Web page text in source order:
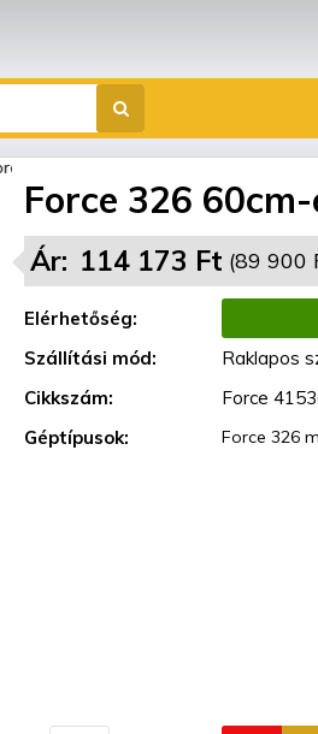
Force 326
Ár: 114 173 Ft (89 900
Elérhetőség:
Szállítási mód:
Raklapos
Cikkszám:
Force
Géptípusok:
Force 326